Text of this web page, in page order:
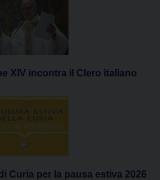
XIV incontra il Clero italiano
Curia per la pausa estiva 2026